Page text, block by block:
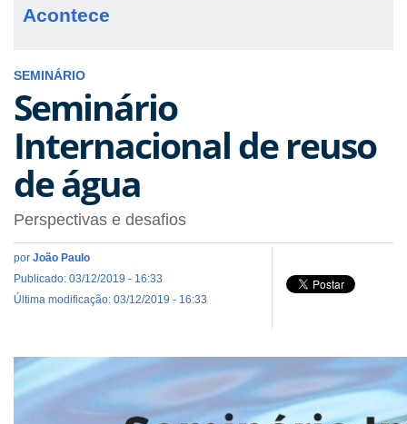
Acontece
SEMINÁRIO
Seminário
Internacional de reuso
de água
Perspectivas e desafios
por João Paulo
Publicado: 03/12/2019 - 16:33
Última modificação: 03/12/2019 - 16:33